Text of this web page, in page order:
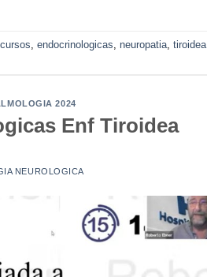
cursos endocrinologicas neuropatia tiroidea
2024
Enf Tiroidea
NEUROLOGICA